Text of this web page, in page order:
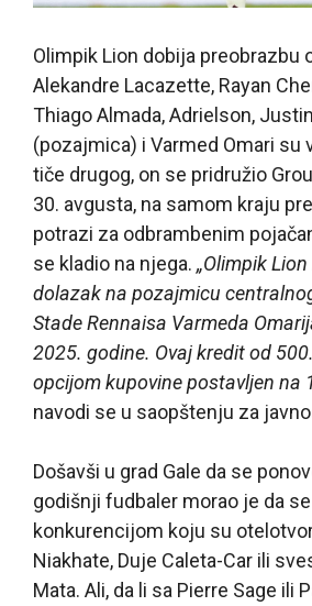
Olimpik Lion dobija preobrazbu
Alekandre Lacazette, Rayan
Thiago Almada, Adrielson,
(pozajmica) i Varmed Omari su
tiče drugog, on se pridružio
30. avgusta, na samom kraju
potrazi za odbrambenim
se kladio na njega. „Olimpik
dolazak na pozajmicu
Stade Rennaisa Varmeda
2025. godine. Ovaj kredit od
opcijom kupovine postavljen na
navodi se u saopštenju za
Došavši u grad Gale da se
godišnji fudbaler morao je da
konkurencijom koju su
Niakhate, Duje Caleta-Car ili
Mata. Ali, da li sa Pierre Sage ili